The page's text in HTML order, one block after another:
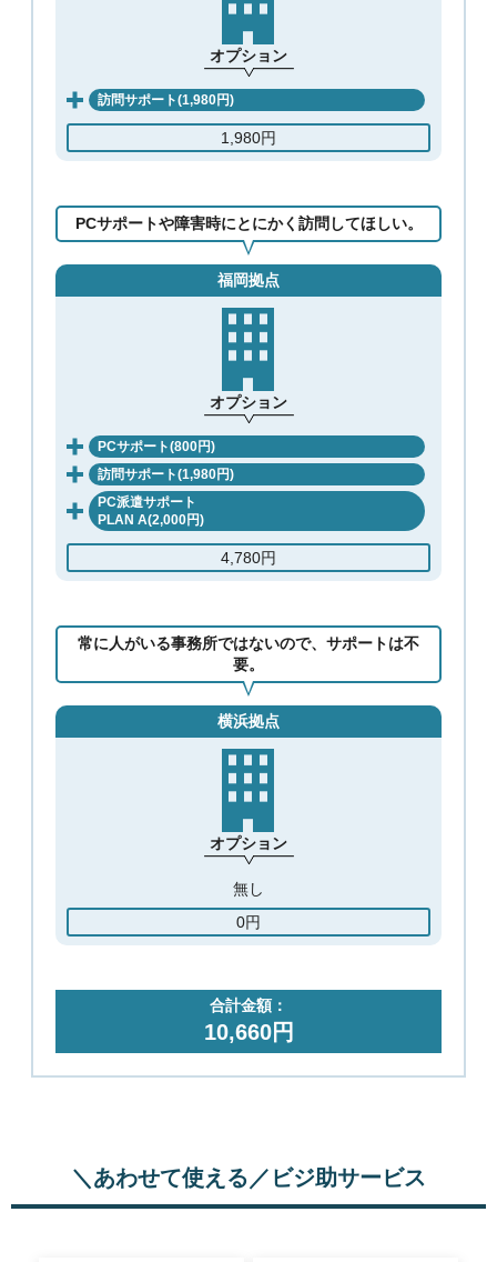
オプション
訪問サポート(1,980円)
1,980円
PCサポートや障害時にとにかく訪問してほしい。
福岡拠点
オプション
PCサポート(800円)
訪問サポート(1,980円)
PC派遣サポート
PLAN A(2,000円)
4,780円
常に人がいる事務所ではないので、サポートは不
要。
横浜拠点
オプション
無し
0円
合計金額：
10,660円
＼あわせて使える／ビジ助サービス